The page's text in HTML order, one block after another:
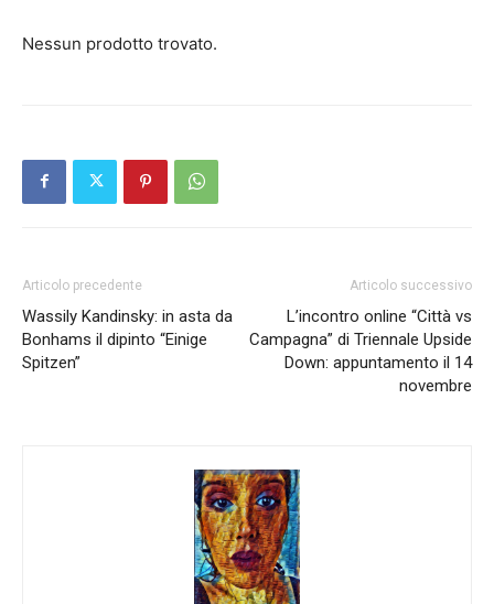
Nessun prodotto trovato.
Articolo precedente
Wassily Kandinsky: in asta da
Bonhams il dipinto “Einige
Spitzen”
Articolo successivo
L’incontro online “Città vs
Campagna” di Triennale Upside
Down: appuntamento il 14
novembre